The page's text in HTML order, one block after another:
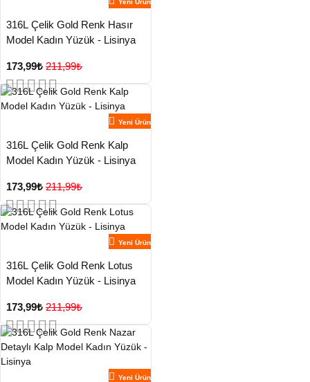
316L Çelik Gold Renk Hasır
Model Kadın Yüzük - Lisinya
173,99₺ 211,99₺
Yeni Ürün
316L Çelik Gold Renk Kalp
Model Kadın Yüzük - Lisinya
173,99₺ 211,99₺
Yeni Ürün
316L Çelik Gold Renk Lotus
Model Kadın Yüzük - Lisinya
173,99₺ 211,99₺
Yeni Ürün